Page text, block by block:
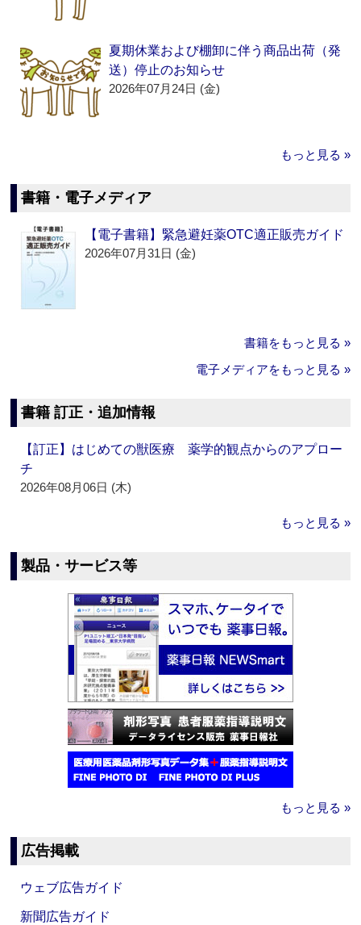
夏期休業および棚卸に伴う商品出荷（発
送）停止のお知らせ
2026年07月24日 (金)
もっと見る »
書籍・電子メディア
【電子書籍】緊急避妊薬OTC適正販売ガイド
2026年07月31日 (金)
書籍をもっと見る »
電子メディアをもっと見る »
書籍 訂正・追加情報
【訂正】はじめての獣医療 薬学的観点からのアプロー
チ
2026年08月06日 (木)
もっと見る »
製品・サービス等
もっと見る »
広告掲載
ウェブ広告ガイド
新聞広告ガイド